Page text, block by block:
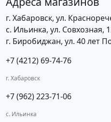
г. Хабаровск, ул.
с. Ильинка, ул. Совхозная,
г. Биробиджан, ул. 40 лет
+7 (4212) 69-74-76
г. Хабаровск
+7 (962) 223-71-06
с. Ильинка